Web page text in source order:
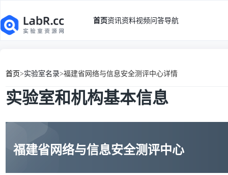
首页资讯资料视频问答导航
首页>实验室名录>福建省网络与信息安全测评中心详情
实验室和机构基本信息
福建省网络与信息安全测评中心